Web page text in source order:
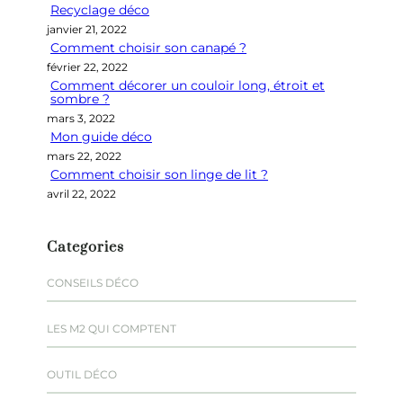
c
h
e
Recyclage déco
janvier 21, 2022
Comment choisir son canapé ?
février 22, 2022
Comment décorer un couloir long, étroit et
sombre ?
mars 3, 2022
Mon guide déco
mars 22, 2022
Comment choisir son linge de lit ?
avril 22, 2022
Categories
CONSEILS DÉCO
LES M2 QUI COMPTENT
OUTIL DÉCO